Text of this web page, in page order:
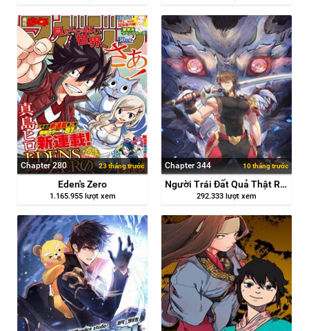
Chapter 280
Eden's Zero
1.165.955 lượt xem
23 tháng trước Chapter 344
Người Trái Đất Quả Thật Rất Tàn Ác
292.333 lượt xem
10 tháng trước